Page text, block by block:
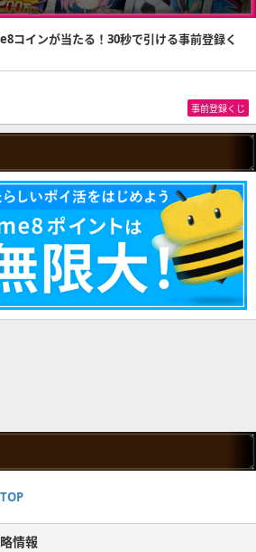
コインが当たる！30秒で引ける事前登録く
事前登録くじ
情報